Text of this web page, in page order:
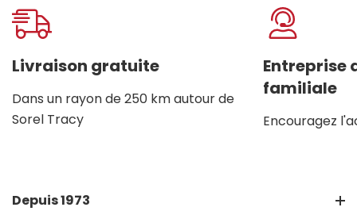
Onglet
personnalisé
Livraison gratuite
Dans un rayon de 250 km autour de
Sorel Tracy
Entreprise
familiale
Encouragez
Depuis 1973